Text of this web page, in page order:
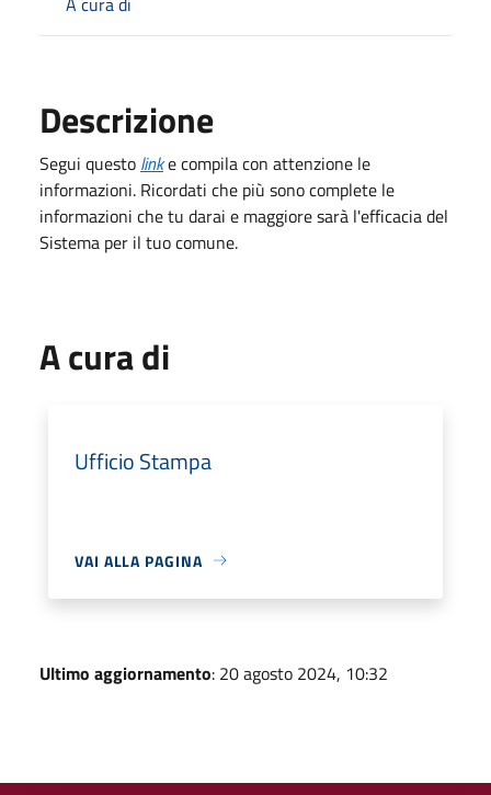
Descrizione
Segui questo linke compila con attenzione le
informazioni. Ricordati che più sono complete le
informazioni che tu darai e maggiore sarà l'efficacia del
Sistema per il tuo comune.
A cura di
Ufficio Stampa
VAI ALLA PAGINA
Ultimo aggiornamento: 20 agosto 2024, 10:32